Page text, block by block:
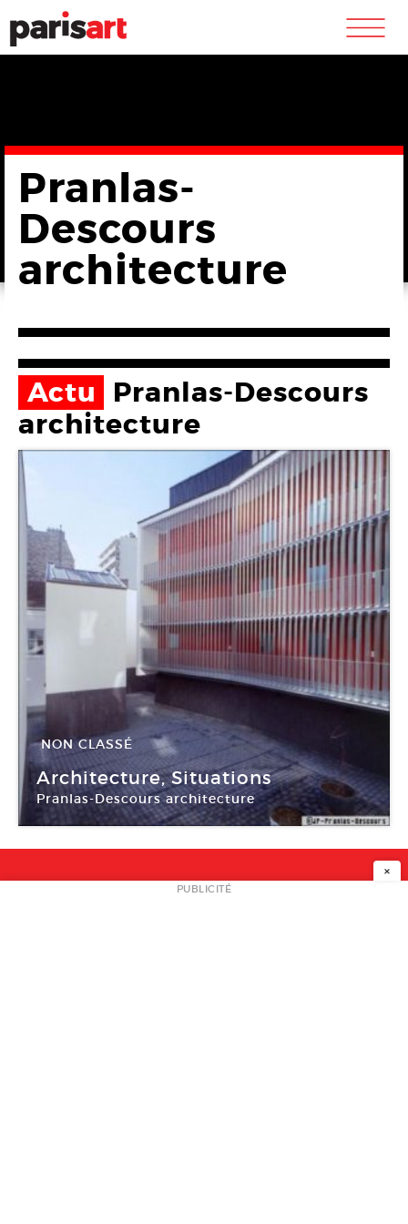
m
Pranlas-
Descours
architecture
Actu
Pranlas-Descours
architecture
NON CLASSÉ
16 Mar -09 Avr 2011
Architecture, Situations
Pranlas-Descours architecture
Galerie d’architecture
NEWSLETTER
×
PUBLICITÉ